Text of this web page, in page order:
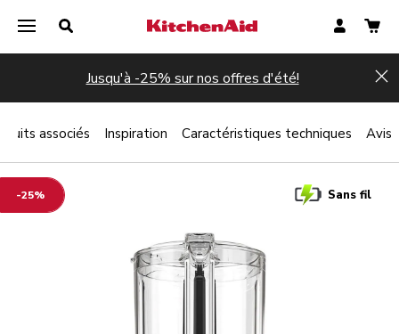
Jusqu'à -25% sur nos offres d'été!
-25% Sans fil
associés Inspiration Caractéristiques techniques Avis